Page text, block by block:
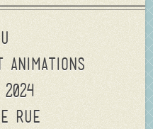
animations
rue